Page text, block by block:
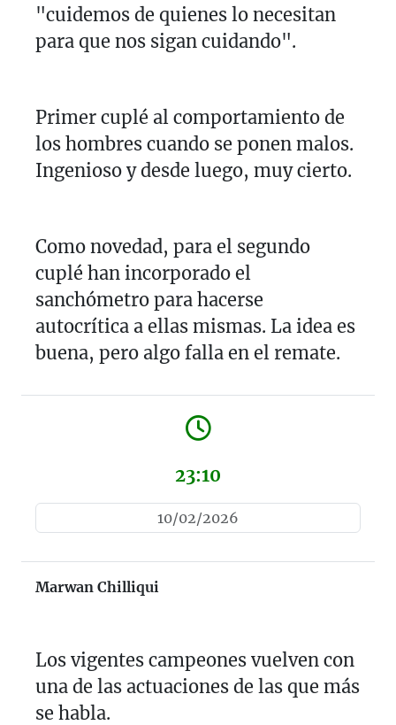
"cuidemos de quienes lo necesitan
para que nos sigan cuidando".
Primer cuplé al comportamiento de
los hombres cuando se ponen malos.
Ingenioso y desde luego, muy cierto.
Como novedad, para el segundo
cuplé han incorporado el
sanchómetro para hacerse
autocrítica a ellas mismas. La idea es
buena, pero algo falla en el remate.
23:10
10/02/2026
Marwan Chilliqui
Los vigentes campeones vuelven con
una de las actuaciones de las que más
se habla.